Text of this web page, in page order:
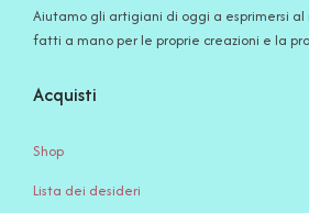
Aiutamo gli artigiani di oggi a esprimersi
fatti a mano per le proprie creazioni e la
Acquisti
Shop
Lista dei desideri